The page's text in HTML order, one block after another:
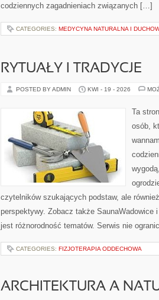
codziennych zagadnieniach związanych […]
CATEGORIES: MEDYCYNA NATURALNA I
RYTUAŁY I TRADYCJE
POSTED BY ADMIN KWI - 19 - 2026
Ta
osób,
czytelników szukających podstaw, ale
perspektywy. Zobacz także SaunaWadowice
jest różnorodność tematów. Serwis nie
CATEGORIES: FIZJOTERAPIA ODDECHOWA
ARCHITEKTURA A